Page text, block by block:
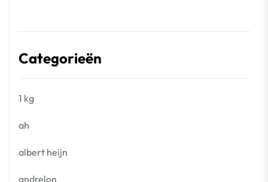
Categorieën
1 kg
ah
albert heijn
andrelon